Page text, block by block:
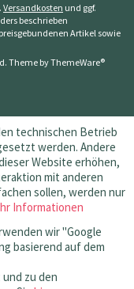
Versandkosten und ggf.
beschrieben
Artikel sowie
Theme byThemeWare®
technischen Betrieb
werden. Andere
Website erhöhen,
mit anderen
sollen, werden nur
Informationen
wir "Google
basierend auf dem
zu den